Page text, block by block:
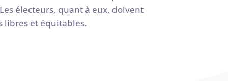
électeurs, quant à eux, doivent
libres et équitables.